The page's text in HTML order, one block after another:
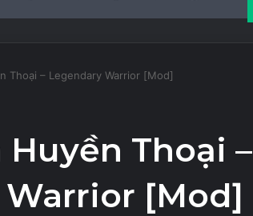
Thoại – Legendary Warrior [Mod]
Thoại –
[Mod]